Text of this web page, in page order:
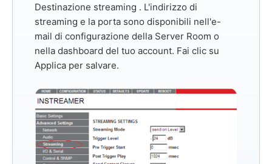
Destinazione streaming . L'indirizzo di
streaming e la porta sono disponibili nell'e-
mail di configurazione della Server Room o
nella dashboard del tuo account. Fai clic su
Applica per salvare.